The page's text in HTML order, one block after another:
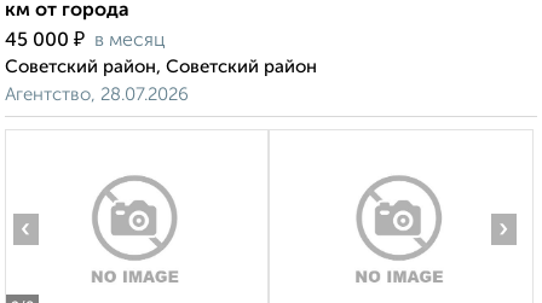
км от города
45 000 ₽ в месяц
Советский район, Советский район
Агентство, 28.07.2026
‹ ›